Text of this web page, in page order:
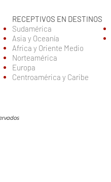
RECEPTIVOS EN DESTINOS
Sudamérica
Asia y Oceanía
Africa y Oriente Medio
Norteamérica
Europa
Centroamérica y Caribe